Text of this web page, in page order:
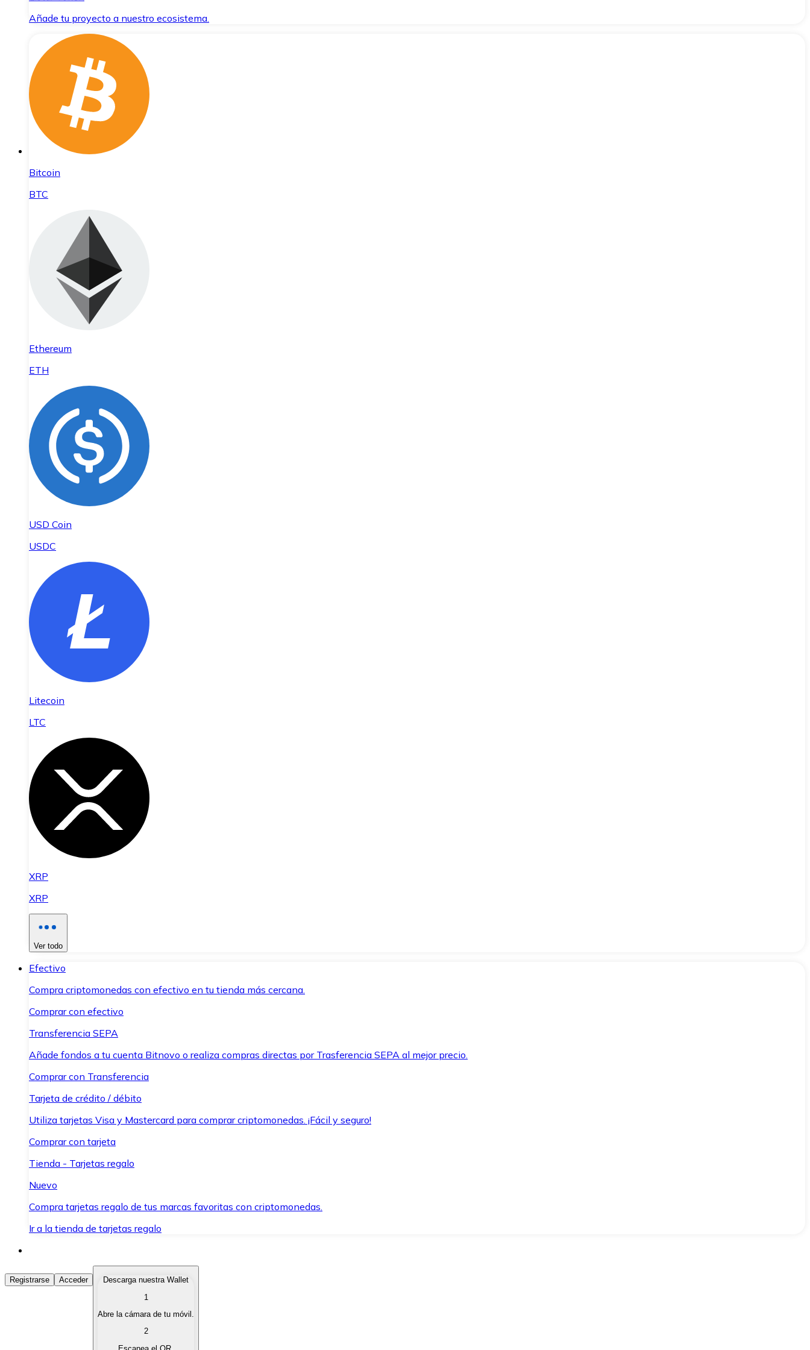
Añade tu proyecto a nuestro ecosistema.
Bitcoin
BTC
Ethereum
ETH
USD Coin
USDC
Litecoin
LTC
XRP
XRP
Ver todo
Efectivo
Compra criptomonedas con efectivo en tu tienda más cercana.
Comprar con efectivo
Transferencia SEPA
Añade fondos a tu cuenta Bitnovo o realiza compras directas por Trasferencia SEPA al mejor precio.
Comprar con Transferencia
Tarjeta de crédito / débito
Utiliza tarjetas Visa y Mastercard para comprar criptomonedas. ¡Fácil y seguro!
Comprar con tarjeta
Tienda - Tarjetas regalo
Nuevo
Compra tarjetas regalo de tus marcas favoritas con criptomonedas.
Ir a la tienda de tarjetas regalo
Comprar Criptomonedas
Compra criptomonedas con diferentes métodos de pago.
Vende tus criptomonedas de forma rápida y segura.
Registrarse Acceder
Descarga nuestra Wallet
1
Abre la cámara de tu móvil.
2